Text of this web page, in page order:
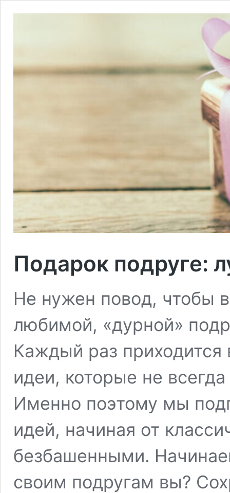
Подарок подруге:
Не нужен повод, чтобы
любимой, «дурной»
Каждый раз приходится
идеи, которые не
Именно поэтому мы
идей, начиная от
безбашенными.
своим подругам вы?